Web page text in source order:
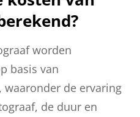
worden
basis van
de ervaring
de duur en